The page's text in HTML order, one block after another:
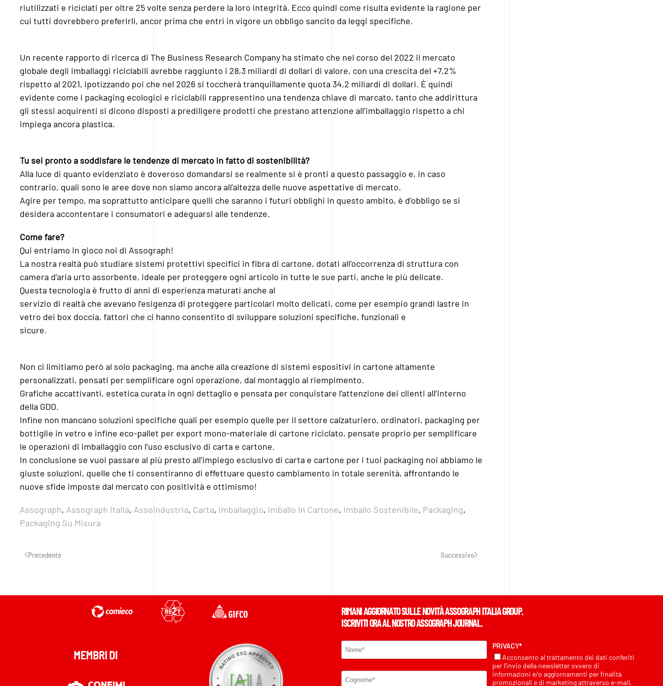
riutilizzati e riciclati per oltre 25 volte senza perdere la loro integrità. Ecco quindi come risulta evidente la ragione per
cui tutti dovrebbero preferirli, ancor prima che entri in vigore un obbligo sancito da leggi specifiche.
Un recente rapporto di ricerca di The Business Research Company ha stimato che nel corso del 2022 il mercato
globale degli imballaggi riciclabili avrebbe raggiunto i 28,3 miliardi di dollari di valore, con una crescita del +7,2%
rispetto al 2021, ipotizzando poi che nel 2026 si toccherà tranquillamente quota 34,2 miliardi di dollari. È quindi
evidente come i packaging ecologici e riciclabili rappresentino una tendenza chiave di marcato, tanto che addirittura
gli stessi acquirenti si dicono disposti a prediligere prodotti che prestano attenzione all’imballaggio rispetto a chi
impiega ancora plastica.
Tu sei pronto a soddisfare le tendenze di mercato in fatto di sostenibilità?
Alla luce di quanto evidenziato è doveroso domandarsi se realmente si è pronti a questo passaggio e, in caso
contrario, quali sono le aree dove non siamo ancora all’altezza delle nuove aspettative di mercato.
Agire per tempo, ma soprattutto anticipare quelli che saranno i futuri obblighi in questo ambito, è d’obbligo se si
desidera accontentare i consumatori e adeguarsi alle tendenze.
Come fare?
Qui entriamo in gioco noi di Assograph!
La nostra realtà può studiare sistemi protettivi specifici in fibra di cartone, dotati all’occorrenza di struttura con
camera d’aria urto assorbente, ideale per proteggere ogni articolo in tutte le sue parti, anche le più delicate.
Questa tecnologia è frutto di anni di esperienza maturati anche al
servizio di realtà che avevano l’esigenza di proteggere particolari molto delicati, come per esempio grandi lastre in
vetro dei box doccia, fattori che ci hanno consentito di sviluppare soluzioni specifiche, funzionali e
sicure.
Non ci limitiamo però al solo packaging, ma anche alla creazione di sistemi espositivi in cartone altamente
personalizzati, pensati per semplificare ogni operazione, dal montaggio al riempimento.
Grafiche accattivanti, estetica curata in ogni dettaglio e pensata per conquistare l’attenzione dei clienti all’interno
della GDO.
Infine non mancano soluzioni specifiche quali per esempio quelle per il settore calzaturiero, ordinatori, packaging per
bottiglie in vetro e infine eco-pallet per export mono-materiale di cartone riciclato, pensate proprio per semplificare
le operazioni di imballaggio con l’uso esclusivo di carta e cartone.
In conclusione se vuoi passare al più presto all’impiego esclusivo di carta e cartone per i tuoi packaging noi abbiamo le
giuste soluzioni, quelle che ti consentiranno di effettuare questo cambiamento in totale serenità, affrontando le
nuove sfide imposte dal mercato con positività e ottimismo!
Assograph, Assograph Italia, Assoindustria, Carta, Imballaggio, Imballo In Cartone, Imballo Sostenibile, Packaging,
Packaging Su Misura
Precedente Successivo
MEMBRI DI
RIMANI AGGIORNATO SULLE NOVITÀ ASSOGRAPH ITALIA GROUP.
ISCRIVITI ORA AL NOSTRO ASSOGRAPH JOURNAL.
PRIVACY*
Acconsento al trattamento dei dati conferiti
per l’invio della newsletter ovvero di
informazioni e/o aggiornamenti per finalità
promozionali e di marketing attraverso e-mail,